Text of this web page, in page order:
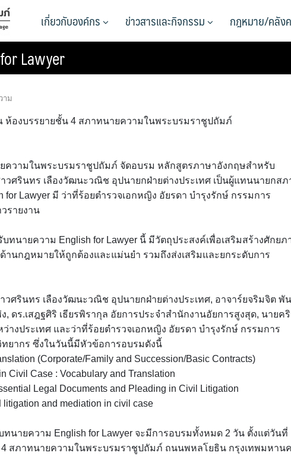
เกี่ยวกับองค์กร ข่าวสารและกิจกรรม กฎหมาย/คลัง
Lawyer
าม
ห้องบรรยายชั้น 4 สภาทนายความในพระบรมราชูปถัมภ์
ความในพระบรมราชูปถัมภ์ จัดอบรม หลักสูตรภาษาอังกฤษสำหรับ
วศรินทร เลืองวัฒนะวณิช อุปนายกฝ่ายต่างประเทศ เป็นผู้แทนนายกสภ
Lawyer มี ว่าที่ร้อยตำรวจเอกหญิง อัยรดา บำรุงรักษ์ กรรมการ
รายงาน
นายความ English for Lawyer นี้ มีวัตถุประสงค์เพื่อเสริมสร้างศักยภ
นกฎหมายให้ถูกต้องและแม่นยำ รวมถึงส่งเสริมและยกระดับการ
วศรินทร เลืองวัฒนะวณิช อุปนายกฝ่ายต่างประเทศ, อาจาร์ยจริมจิต พั
ร.เสฎฐศิริ เธียรพิรากุล อัยการประจำสำนักงานอัยการสูงสุด, นายค
งประเทศ และว่าที่ร้อยตำรวจเอกหญิง อัยรดา บำรุงรักษ์ กรรมการ
ทยากร ซึ่งในวันนี้มีหัวข้อการอบรมดังนี้
(Corporate/Family and Succession/Basic Contracts)
Civil Case : Vocabulary and Translation
Legal Documents and Pleading in Civil Litigation
and mediation in civil case
ายความ English for Lawyer จะมีการอบรมทั้งหมด 2 วัน ตั้งแต่วันที่
สภาทนายความในพระบรมราชูปถัมภ์ ถนนพหลโยธิน กรุงเทพมหาน